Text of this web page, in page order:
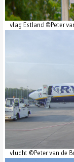
vlag Estland ©Peter
vlucht ©Peter van de